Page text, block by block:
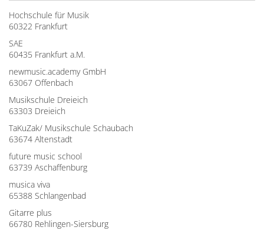
Hochschule für Musik
60322 Frankfurt
SAE
60435 Frankfurt a.M.
newmusic.academy GmbH
63067 Offenbach
Musikschule Dreieich
63303 Dreieich
TaKuZak/ Musikschule Schaubach
63674 Altenstadt
future music school
63739 Aschaffenburg
musica viva
65388 Schlangenbad
Gitarre plus
66780 Rehlingen-Siersburg